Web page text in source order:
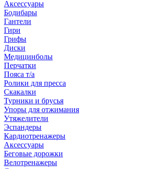
Аксессуары
Бодибары
Гантели
Гири
Грифы
Диски
Медицинболы
Перчатки
Пояса т/а
Ролики для пресса
Скакалки
Турники и брусья
Упоры для отжимания
Утяжелители
Эспандеры
Кардиотренажеры
Аксессуары
Беговые дорожки
Велотренажеры